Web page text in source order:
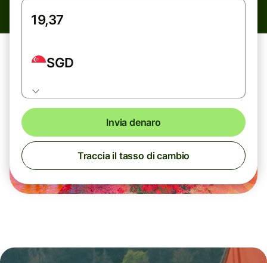
SGD
Invia denaro
Traccia il tasso di cambio